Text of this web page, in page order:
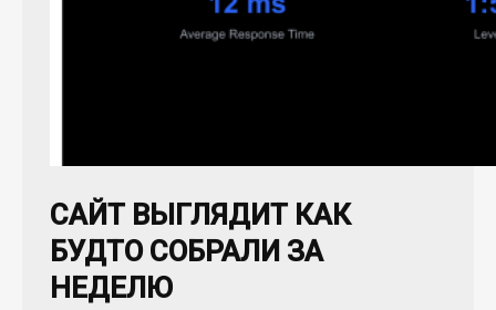
САЙТ ВЫГЛЯДИТ КАК
БУДТО СОБРАЛИ ЗА
НЕДЕЛЮ